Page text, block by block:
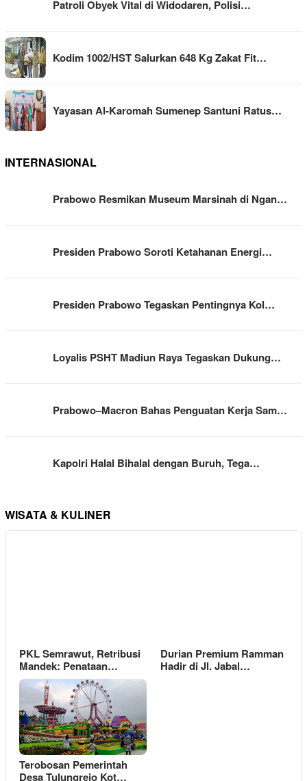
Patroli Obyek Vital di Widodaren, Polisi…
Kodim 1002/HST Salurkan 648 Kg Zakat Fit…
Yayasan Al-Karomah Sumenep Santuni Ratus…
INTERNASIONAL
Prabowo Resmikan Museum Marsinah di Ngan…
Presiden Prabowo Soroti Ketahanan Energi…
Presiden Prabowo Tegaskan Pentingnya Kol…
Loyalis PSHT Madiun Raya Tegaskan Dukung…
Prabowo–Macron Bahas Penguatan Kerja Sam…
Kapolri Halal Bihalal dengan Buruh, Tega…
WISATA & KULINER
PKL Semrawut, Retribusi
Mandek: Penataan…
Durian Premium Ramman
Hadir di Jl. Jabal…
Terobosan Pemerintah
Desa Tulungrejo Kot…